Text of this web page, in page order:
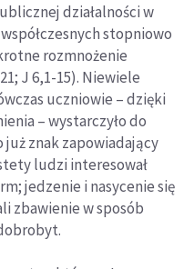
działalności w
stopniowo
rozmnożenie
J 6,1-15). Niewiele
uczniowie – dzięki
– wystarczyło do
już znak zapowiadający
ludzi interesował
jedzenie i nasycenie się
zbawienie w sposób